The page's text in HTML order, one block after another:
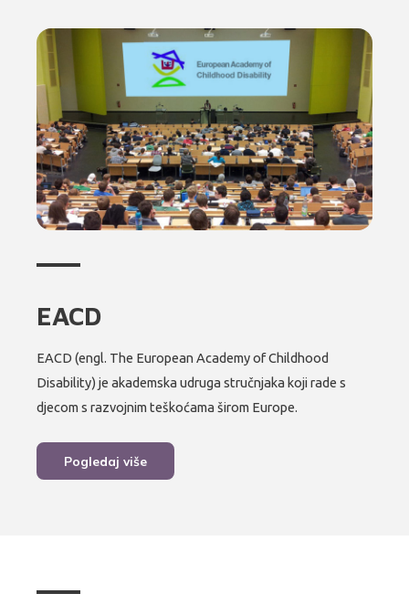
EACD
EACD (engl. The European Academy of Childhood
Disability) je akademska udruga stručnjaka koji rade s
djecom s razvojnim teškoćama širom Europe.
Pogledaj više